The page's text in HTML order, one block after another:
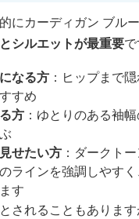
にカーディガン ブル
シルエットが最重要で
なる方 ：ヒップまで
すめ
方 ：ゆとりのある袖
せたい方 ：ダークト
ラインを強調しやす
す
されることもあります